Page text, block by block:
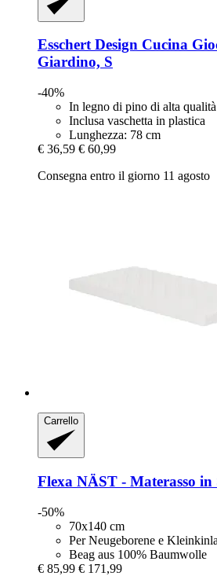
Esschert Design Cucina
Giardino, S
-40%
In legno di pino di alta qualità
Inclusa vaschetta in plastica
Lunghezza: 78 cm
€ 36,59 € 60,99
Consegna entro il giorno 11 agosto
Carrello
Flexa NÄST -​ Materasso in
-50%
70x140 cm
Per Neugeborene e Kleinkinla
Beag aus 100% Baumwolle
€ 85,99 € 171,99